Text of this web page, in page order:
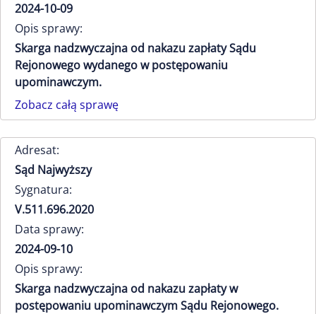
2024-10-09
Opis sprawy:
Skarga nadzwyczajna od nakazu zapłaty Sądu
Rejonowego wydanego w postępowaniu
upominawczym.
Zobacz całą sprawę
Adresat:
Sąd Najwyższy
Sygnatura:
V.511.696.2020
Data sprawy:
2024-09-10
Opis sprawy:
Skarga nadzwyczajna od nakazu zapłaty w
postępowaniu upominawczym Sądu Rejonowego.